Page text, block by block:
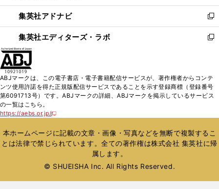
開
く
ウ
で
開
く
ン
ド
ウ
で
ウ
ィ
ン
ド
く
集英社アドナビ
新
し
い
ド
ウ
で
集英社エディターズ・ラボ
新
ィ
ン
ド
開
く
ABJマークは、この電子書店・電子書籍配信サービスが、著作権者からコンテ
ンツ使用許諾を得た正規版配信サービスであることを示す登録商標（登録番号
第6091713号）です。ABJマークの詳細、ABJマークを掲示しているサービス
の一覧はこちら。
https://aebs.or.jp/
新
い
ウ
ィ
ウ
本ホームページに記載の文章・画像・写真などを無断で複製するこ
とは法律で禁じられています。全ての著作権は株式会社 集英社に帰
属します。
© SHUEISHA Inc. All Rights Reserved.